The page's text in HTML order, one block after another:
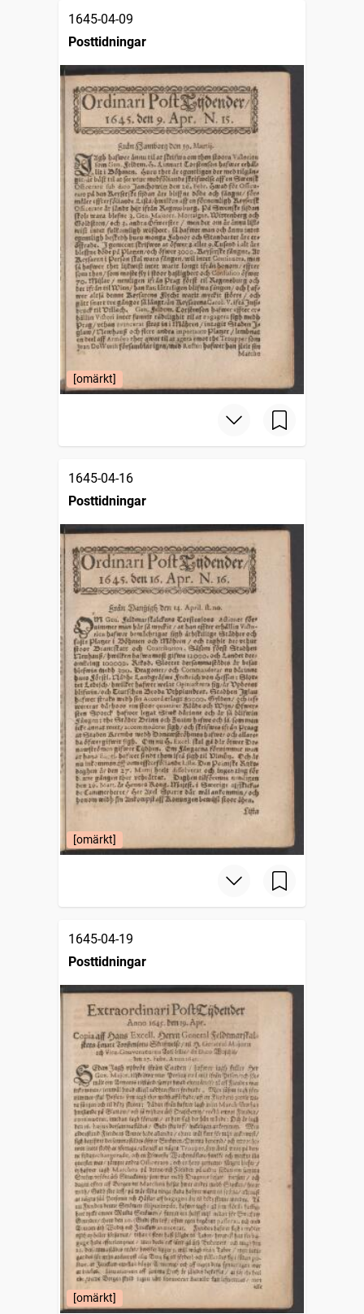
1645-04-09
Posttidningar
[omärkt]
1645-04-16
Posttidningar
[omärkt]
1645-04-19
Posttidningar
[omärkt]